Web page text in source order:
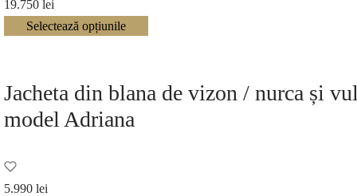
19.750 lei
Selectează opțiunile
Jacheta din blana de vizon / nurca și
model Adriana
5.990 lei